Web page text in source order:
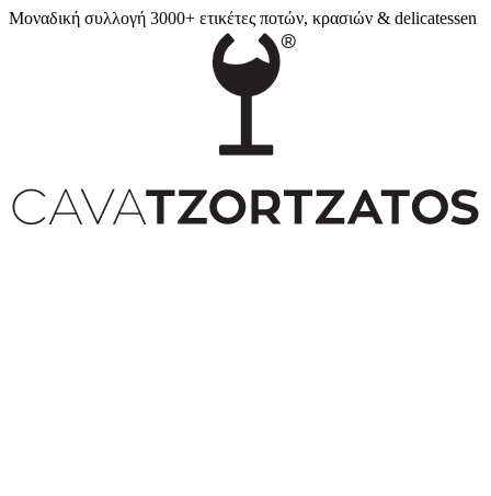
Μοναδική συλλογή 3000+ ετικέτες ποτών, κρασιών & delicatessen